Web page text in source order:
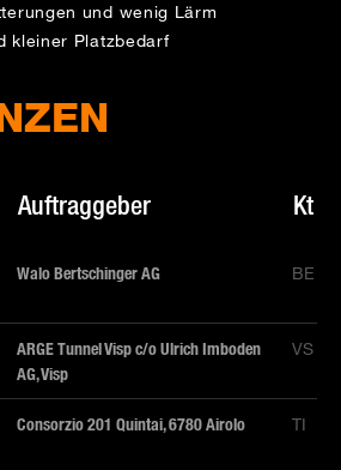
und wenig Lärm
kleiner Platzbedarf
Auftraggeber Kt
Walo Bertschinger AG BE
ARGE Tunnel Visp c/o Ulrich Imboden
AG, Visp
VS
Consorzio 201 Quintai, 6780 Airolo TI